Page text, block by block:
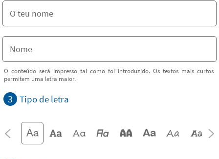
O conteúdo será impresso tal como foi introduzido. Os textos mais curtos
permitem uma letra maior.
3 Tipo de letra